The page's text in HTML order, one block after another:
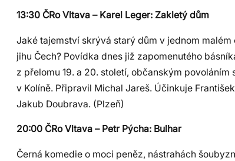
13:30 ČRo Vltava – Karel Leger: Zakletý dům
Jaké tajemství skrývá starý dům v jednom malém
jihu Čech? Povídka dnes již zapomenutého
z přelomu 19. a 20. století, občanským povoláním
v Kolíně. Připravil Michal Jareš. Účinkuje
Jakub Doubrava. (Plzeň)
20:00 ČRo Vltava – Petr Pýcha: Bulhar
Černá komedie o moci peněz, nástrahách